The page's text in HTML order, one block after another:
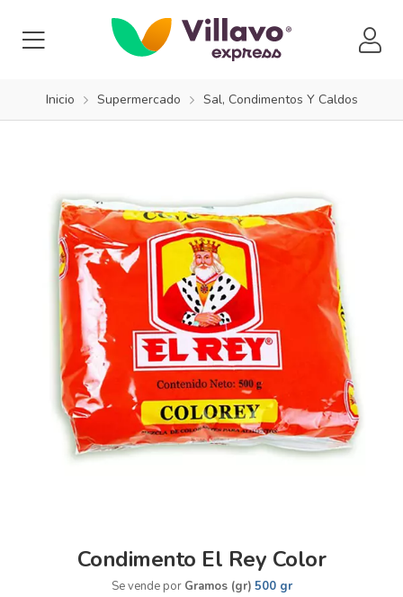
Inicio Supermercado Sal, Condimentos Y Caldos
Condimento El Rey Color
Se vende por Gramos (gr) 500 gr